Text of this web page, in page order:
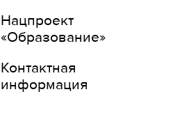
Нацпроект
«Образование»
Контактная
информация